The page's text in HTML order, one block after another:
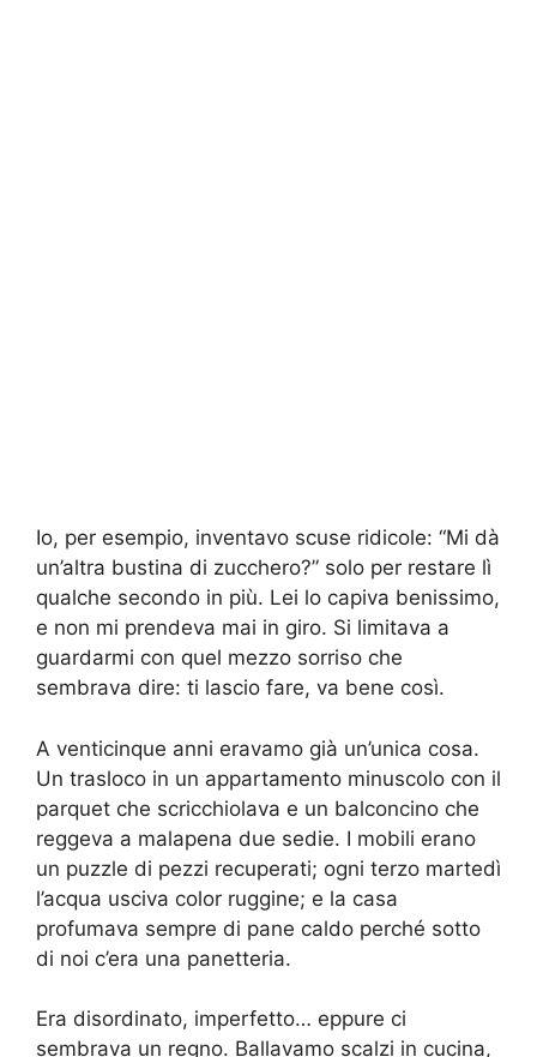
Io, per esempio, inventavo scuse ridicole: “Mi dà
un’altra bustina di zucchero?” solo per restare lì
qualche secondo in più. Lei lo capiva benissimo,
e non mi prendeva mai in giro. Si limitava a
guardarmi con quel mezzo sorriso che
sembrava dire: ti lascio fare, va bene così.
A venticinque anni eravamo già un’unica cosa.
Un trasloco in un appartamento minuscolo con il
parquet che scricchiolava e un balconcino che
reggeva a malapena due sedie. I mobili erano
un puzzle di pezzi recuperati; ogni terzo martedì
l’acqua usciva color ruggine; e la casa
profumava sempre di pane caldo perché sotto
di noi c’era una panetteria.
Era disordinato, imperfetto… eppure ci
sembrava un regno. Ballavamo scalzi in cucina,